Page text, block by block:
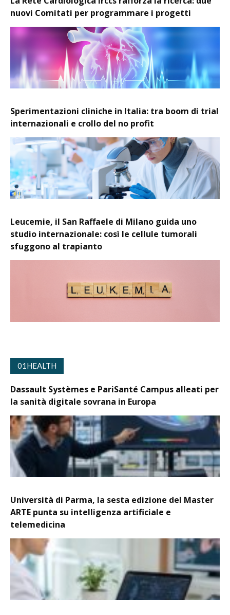
nuovi Comitati per programmare i progetti
Sperimentazioni cliniche in Italia: tra boom di trial
internazionali e crollo del no profit
Leucemie, il San Raffaele di Milano guida uno
studio internazionale: così le cellule tumorali
sfuggono al trapianto
01HEALTH
Dassault Systèmes e PariSanté Campus alleati per
la sanità digitale sovrana in Europa
Università di Parma, la sesta edizione del Master
ARTE punta su intelligenza artificiale e
telemedicina